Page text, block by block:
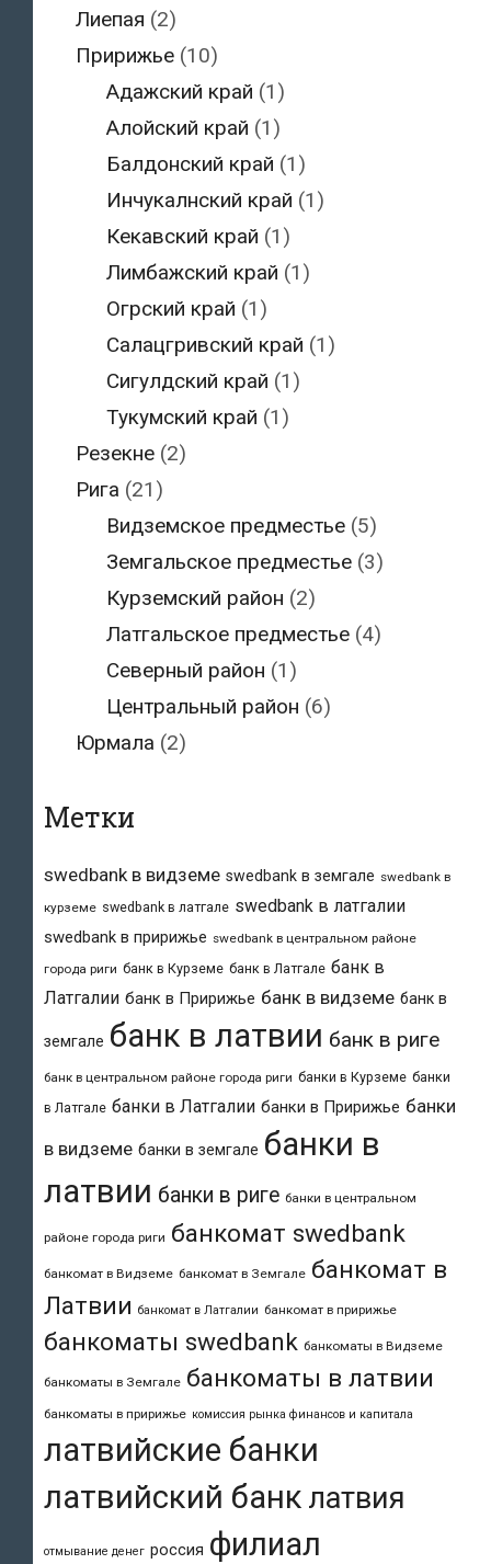
Лиепая (2)
Пририжье(10)
Адажский край (1)
Алойский край (1)
Балдонский край (1)
Инчукалнский край (1)
Кекавский край (1)
Лимбажский край (1)
Огрский край (1)
Салацгривский край (1)
Сигулдский край (1)
Тукумский край (1)
Резекне(2)
Рига (21)
Видземское предместье (5)
Земгальское предместье (3)
Курземский район (2)
Латгальское предместье (4)
Северный район (1)
Центральный район (6)
Юрмала (2)
Метки
swedbank в видземе swedbank в земгале swedbank в
курземе swedbank в латгале swedbank в латгалии
swedbank в пририжье swedbank в центральном районе
города риги банк в Курземе банк в Латгале банк в
Латгалии банк в Пририжье банк в видземе банк в
земгале банк в латвии банк в риге
банк в центральном районе города риги банки в Курземе банки
в Латгале банки в Латгалии банки в Пририжье банки
в видземе банки в земгале банки в
латвии банки в риге банки в центральном
районе города риги банкомат swedbank
банкомат в Видземе банкомат в Земгале банкомат в
Латвии банкомат в Латгалии банкомат в пририжье
банкоматы swedbank банкоматы в Видземе
банкоматы в Земгале банкоматы в латвии
банкоматы в пририжье комиссия рынка финансов и капитала
латвийские банки
латвийский банк латвия
отмывание денег россия филиал